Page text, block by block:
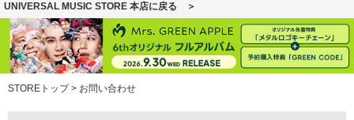
UNIVERSAL MUSIC STORE 本店に戻る ＞
STOREトップ> お問い合わせ